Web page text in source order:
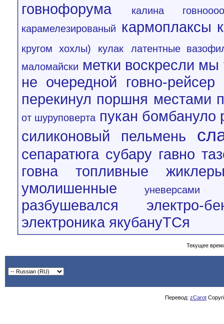
говнофорума
калина говноооо
карамелезированый
кармоплаксы
кругом хохлы) кулак
латентные
маломайски метки воскресли мы
не очередной говно-рейсер
перекинул поршня местами
от шуруповерта пукан бомбануло
силиконовый пельмень
сепаратюга субару гавно
говна
топливные
умолишенные
уневерсами
разбушевался
электро-
электроника якубануТСя
Текущее
Перевод: zCarot